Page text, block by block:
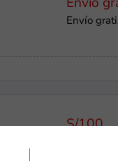
Envío
Envío
S/100